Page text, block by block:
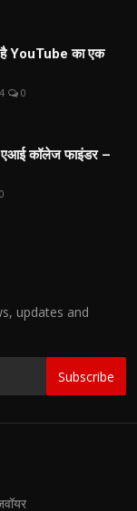
YouTube का एक
0
एआई कॉलेज फाइंडर –
0
updates and
Subscribe